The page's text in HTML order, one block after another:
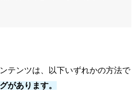
テンツは、以下いずれかの方法で
があります。